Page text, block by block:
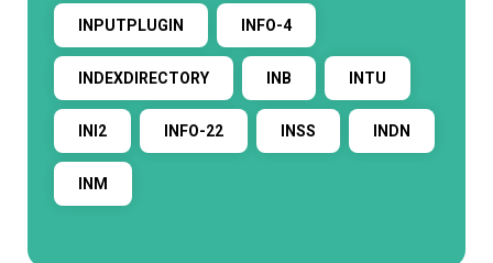
INPUTPLUGIN INFO-4
INDEXDIRECTORY INB INTU
INI2 INFO-22 INSS INDN
INM